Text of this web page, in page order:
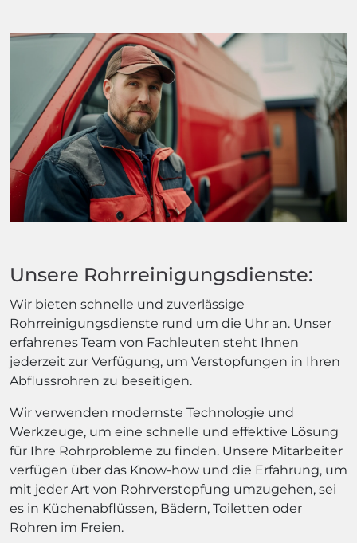
Unsere Rohrreinigungsdienste:
Wir bieten schnelle und zuverlässige
Rohrreinigungsdienste rund um die Uhr an. Unser
erfahrenes Team von Fachleuten steht Ihnen
jederzeit zur Verfügung, um Verstopfungen in Ihren
Abflussrohren zu beseitigen.
Wir verwenden modernste Technologie und
Werkzeuge, um eine schnelle und effektive Lösung
für Ihre Rohrprobleme zu finden. Unsere Mitarbeiter
verfügen über das Know-how und die Erfahrung, um
mit jeder Art von Rohrverstopfung umzugehen, sei
es in Küchenabflüssen, Bädern, Toiletten oder
Rohren im Freien.